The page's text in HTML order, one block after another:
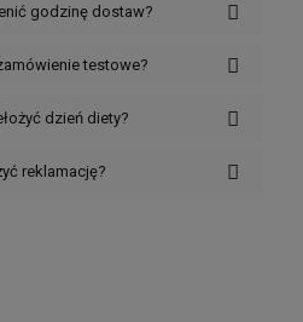
godzinę dostaw?
testowe?
dzień diety?
reklamację?